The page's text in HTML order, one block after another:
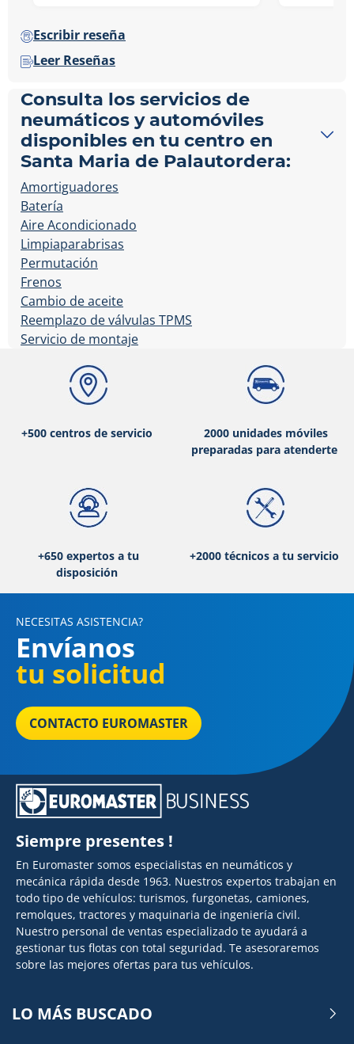
Escribir reseña
Leer Reseñas
Consulta los servicios de
neumáticos y automóviles
disponibles en tu centro en
Santa Maria de Palautordera:
Amortiguadores
Batería
Aire Acondicionado
Limpiaparabrisas
Permutación
Frenos
Cambio de aceite
Reemplazo de válvulas TPMS
Servicio de montaje
+500 centros de servicio
2000 unidades móviles
preparadas para atenderte
+650 expertos a tu
disposición
+2000 técnicos a tu servicio
NECESITAS ASISTENCIA?
Envíanos
tu solicitud
CONTACTO EUROMASTER
Siempre presentes !
En Euromaster somos especialistas en neumáticos y
mecánica rápida desde 1963. Nuestros expertos trabajan en
todo tipo de vehículos: turismos, furgonetas, camiones,
remolques, tractores y maquinaria de ingeniería civil.
Nuestro personal de ventas especializado te ayudará a
gestionar tus flotas con total seguridad. Te asesoraremos
sobre las mejores ofertas para tus vehículos.
LO MÁS BUSCADO